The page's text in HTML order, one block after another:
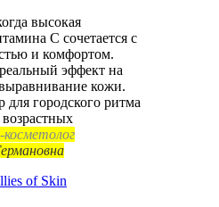
высокая
С сочетается с
и комфортом.
эффект на
кожи.
городского ритма
косметолог
of Skin